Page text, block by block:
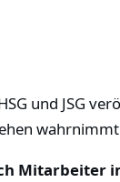
und JSG
Mitarbeiter